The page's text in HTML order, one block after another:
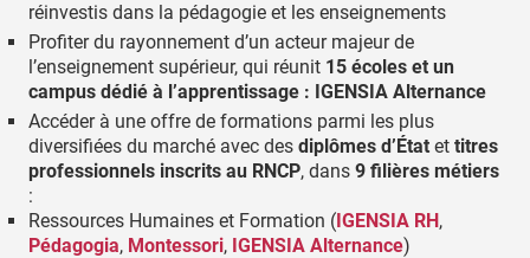
réinvestis dans la pédagogie et les enseignements
Profiter du rayonnement d’un acteur majeur de
l’enseignement supérieur, qui réunit 15 écoles et un
campus dédié à l’apprentissage : IGENSIA Alternance
Accéder à une offre de formations parmi les plus
diversifiées du marché avec des diplômes d’État et titres
professionnels inscrits au RNCP, dans 9 filières métiers
:
Ressources Humaines et Formation (IGENSIA RH,
Pédagogia, Montessori, IGENSIA Alternance)